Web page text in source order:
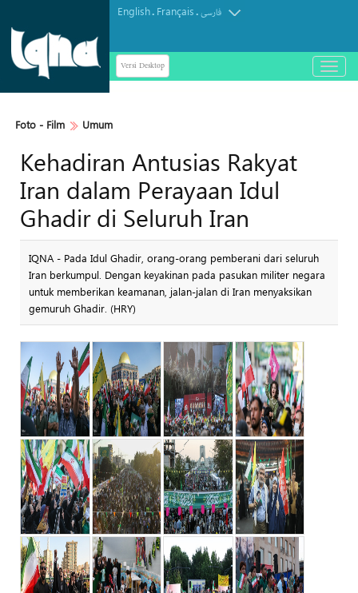
English. Français.فارسی
Versi Desktop
باز
و
Foto - Film Umum
Kehadiran Antusias Rakyat
Iran dalam Perayaan Idul
Ghadir di Seluruh Iran
IQNA - Pada Idul Ghadir, orang-orang pemberani dari seluruh
Iran berkumpul. Dengan keyakinan pada pasukan militer negara
untuk memberikan keamanan, jalan-jalan di Iran menyaksikan
gemuruh Ghadir. (HRY)